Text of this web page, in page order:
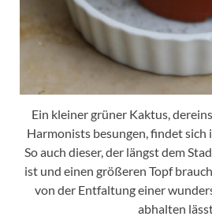
Ein kleiner grüner Kaktus,
Harmonists besungen, findet sich
So auch dieser, der längst dem
ist und einen größeren Topf
von der Entfaltung einer
abhalten